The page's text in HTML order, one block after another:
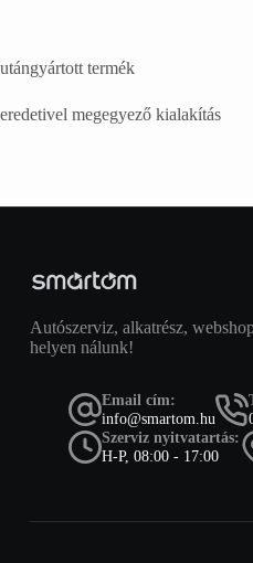
utángyártott termék
eredetivel megegyező kialakítás
Autószerviz, alkatrész,
helyen nálunk!
Email cím:
info@smartom.hu
Szerviz nyitvatartás:
H-P, 08:00 - 17:00